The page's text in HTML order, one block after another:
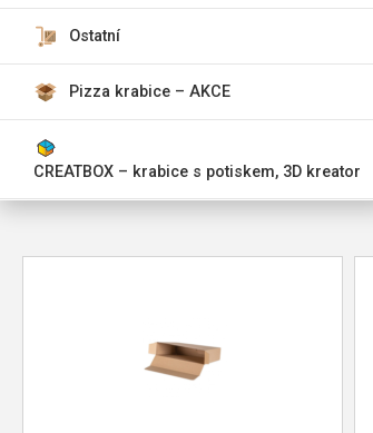
Ostatní
Pizza krabice – AKCE
CREATBOX – krabice s potiskem, 3D kreator